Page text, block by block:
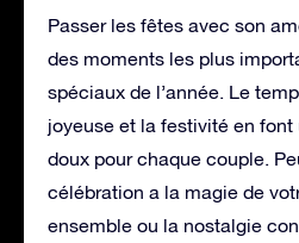
Passer les fêtes avec son
des moments les plus
spéciaux de l’année. Le
joyeuse et la festivité en
doux pour chaque couple.
célébration a la magie de
ensemble ou la nostalgie